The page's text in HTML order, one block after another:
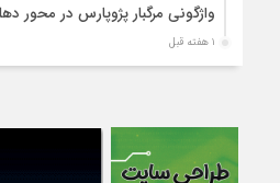
واژگونی مرگبار پژوپارس در محور دهلران/ ۴ زائر اربعین
۱ هفته قبل
۴کشته و یک مصدوم در حادثه
انتقال هوایی زائر اربعین از ایلام به
۱ هفته قبل